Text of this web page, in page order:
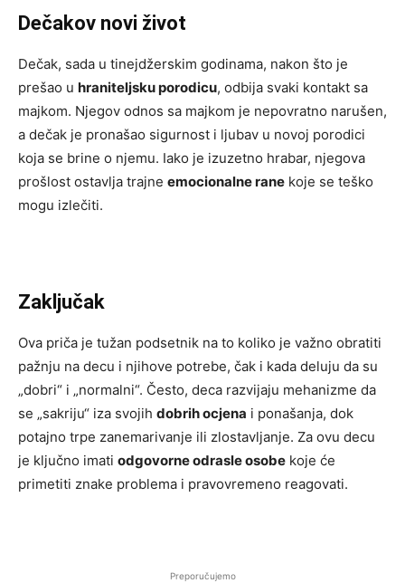
Dečakov novi život
Dečak, sada u tinejdžerskim godinama, nakon što je
prešao u hraniteljsku porodicu, odbija svaki kontakt sa
majkom. Njegov odnos sa majkom je nepovratno narušen,
a dečak je pronašao sigurnost i ljubav u novoj porodici
koja se brine o njemu. Iako je izuzetno hrabar, njegova
prošlost ostavlja trajne emocionalne rane koje se teško
mogu izlečiti.
Zaključak
Ova priča je tužan podsetnik na to koliko je važno obratiti
pažnju na decu i njihove potrebe, čak i kada deluju da su
„dobri“ i „normalni“. Često, deca razvijaju mehanizme da
se „sakriju“ iza svojih dobrih ocjena i ponašanja, dok
potajno trpe zanemarivanje ili zlostavljanje. Za ovu decu
je ključno imati odgovorne odrasle osobe koje će
primetiti znake problema i pravovremeno reagovati.
Preporučujemo